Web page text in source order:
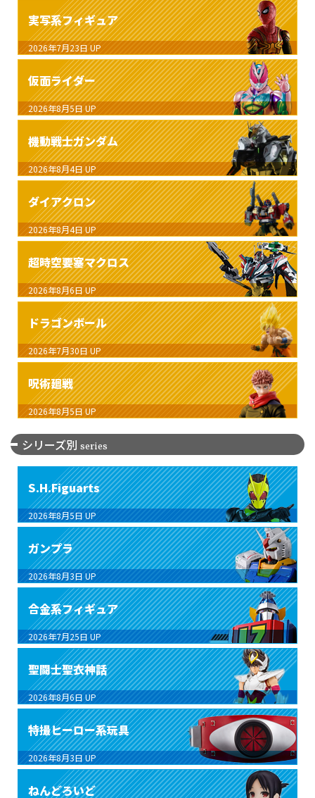
実写系フィギュア
2026年7月23日 UP
仮面ライダー
2026年8月5日 UP
機動戦士ガンダム
2026年8月4日 UP
ダイアクロン
2026年8月4日 UP
超時空要塞マクロス
2026年8月6日 UP
ドラゴンボール
2026年7月30日 UP
呪術廻戦
2026年8月5日 UP
シリーズ別 series
S.H.Figuarts
2026年8月5日 UP
ガンプラ
2026年8月3日 UP
合金系フィギュア
2026年7月25日 UP
聖闘士聖衣神話
2026年8月6日 UP
特撮ヒーロー系玩具
2026年8月3日 UP
ねんどろいど